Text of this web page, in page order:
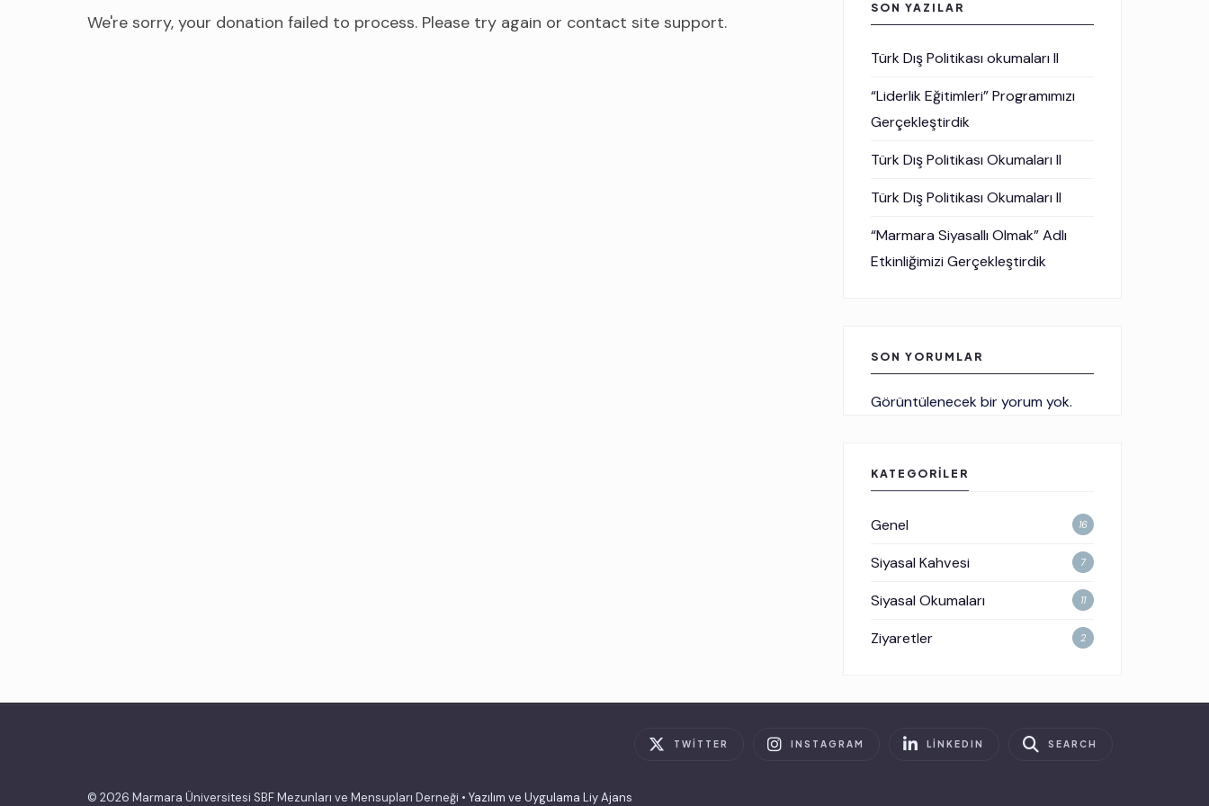
We're sorry, your donation failed to process. Please try again or contact site support.
SON YAZILAR
Türk Dış Politikası okumaları II
“Liderlik Eğitimleri” Programımızı
Gerçekleştirdik
Türk Dış Politikası Okumaları II
Türk Dış Politikası Okumaları II
“Marmara Siyasallı Olmak” Adlı
Etkinliğimizi Gerçekleştirdik
SON YORUMLAR
Görüntülenecek bir yorum yok.
KATEGORILER
Genel 16
Siyasal Kahvesi 7
Siyasal Okumaları 11
Ziyaretler 2
TWITTER INSTAGRAM LINKEDIN SEARCH
© 2026 Marmara Üniversitesi SBF Mezunları ve Mensupları Derneği • Yazılım ve Uygulama Liy Ajans